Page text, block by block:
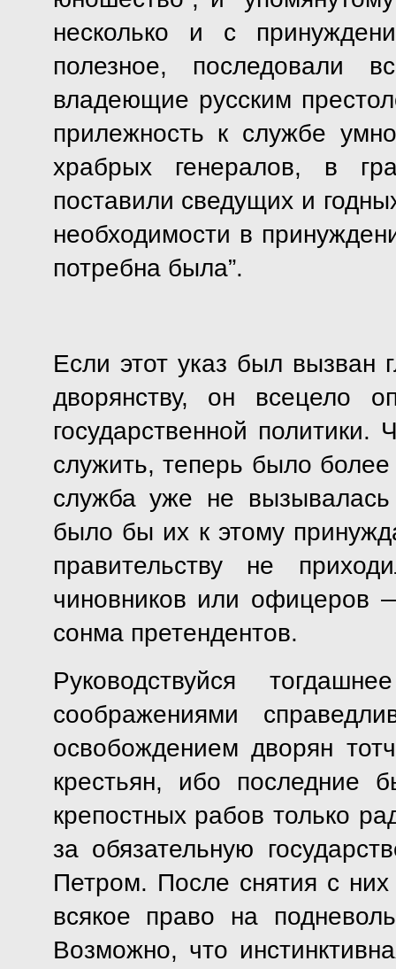
несколько и с
полезное, последовали
владеющие русским
прилежность к службе
храбрых генералов, в
поставили сведущих и
необходимости в
потребна была”.
Если этот указ был вызван
дворянству, он всецело
государственной
служить, теперь было
служба уже не
было бы их к этому
правительству не
чиновников или
сонма претендентов.
Руководствуйся
соображениями
освобождением дворян
крестьян, ибо последние
крепостных рабов только
за обязательную
Петром. После снятия с
всякое право на
Возможно, что